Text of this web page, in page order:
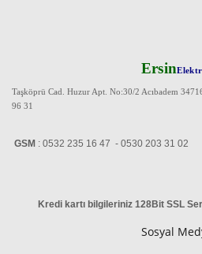
Ersin
Taşköprü Cad. Huzur Apt. No:30/2 Acıbadem
96 31
GSM : 0532 235 16 47 - 0530 203 31
Kredi kartı bilgileriniz 128Bit SSL
Sosyal